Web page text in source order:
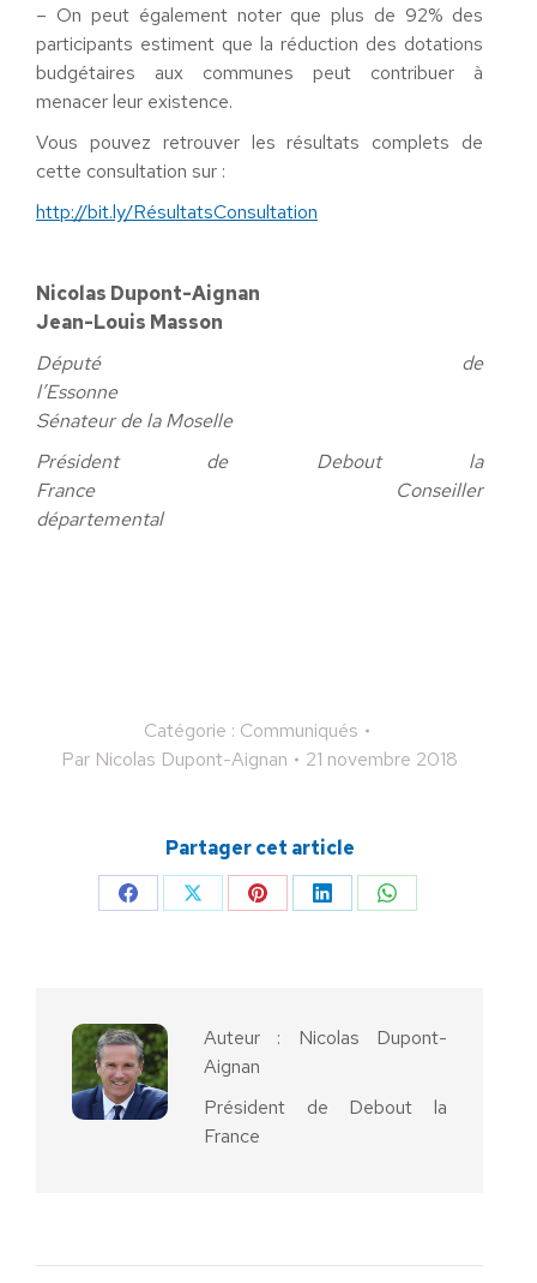
– On peut également noter que plus de 92% des
participants estiment que la réduction des dotations
budgétaires aux communes peut contribuer à
menacer leur existence.
Vous pouvez retrouver les résultats complets de
cette consultation sur :
http://bit.ly/RésultatsConsultation
Nicolas Dupont-Aignan
Jean-Louis Masson
Député de
l’Essonne
Sénateur de la Moselle
Président de Debout la
France Conseiller
départemental
Catégorie : Communiqués
Par Nicolas Dupont-Aignan 21 novembre 2018
Partager cet article
PartagerPartagerPartagerPartagerPartager
Auteur : Nicolas Dupont-
Aignan
Président de Debout la
France